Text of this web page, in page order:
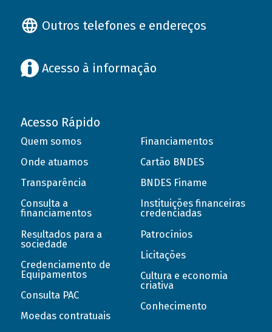
Outros telefones e endereços
Acesso à informação
Acesso Rápido
Quem somos
Onde atuamos
Transparência
Consulta a
financiamentos
Resultados para a
sociedade
Credenciamento de
Equipamentos
Consulta PAC
Moedas contratuais
Financiamentos
Cartão BNDES
BNDES Finame
Instituições financeiras
credenciadas
Patrocínios
Licitações
Cultura e economia
criativa
Conhecimento